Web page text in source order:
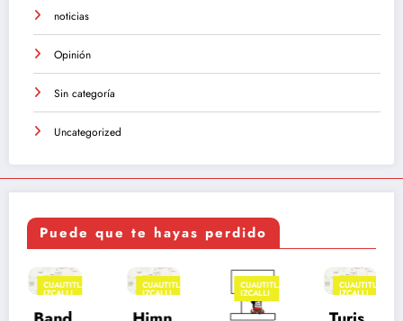
noticias
Opinión
Sin categoría
Uncategorized
Puede que te hayas perdido
CUAUTITLÁN
IZCALLI
CUAUTITLÁN
IZCALLI
CUAUTITLÁN
IZCALLI
CUAUTITLÁN
IZCALLI